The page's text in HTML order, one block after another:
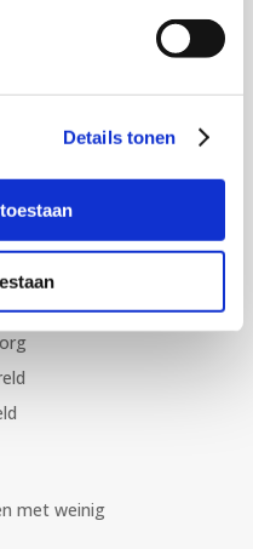
Details tonen
Kinderen
met weinig